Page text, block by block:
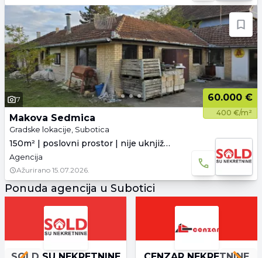
7 60.000 €
400 €/m²
Makova Sedmica
Gradske lokacije, Subotica
150m² | poslovni prostor | nije uknjiženo
Agencija
Ažurirano 15.07.2026.
Ponuda agencija u Subotici